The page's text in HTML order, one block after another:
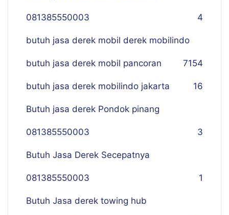
081385550003 4
butuh jasa derek mobil derek mobilindo
154
butuh jasa derek mobil pancoran 7
butuh jasa derek mobilindo jakarta 16
Butuh jasa derek Pondok pinang
081385550003 3
Butuh Jasa Derek Secepatnya
081385550003 1
Butuh Jasa derek towing hub